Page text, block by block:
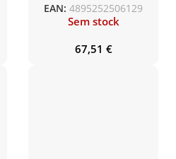
(2304×1296), 2.4 GHz,
6400mAh rechargeable
lithium-ion battery
EAN: 4895252506129
Sem stock
67,51 €